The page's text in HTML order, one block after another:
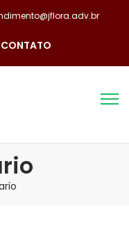
CONTATO